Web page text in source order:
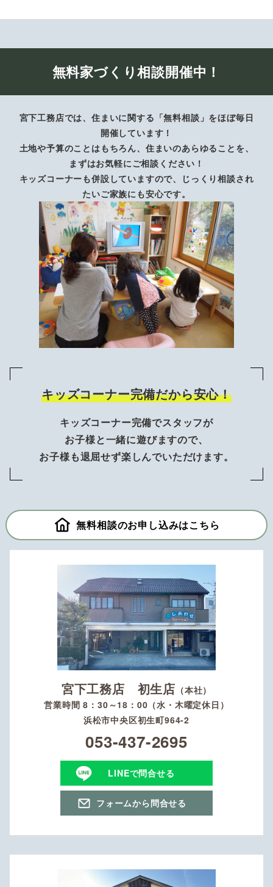
無料家づくり相談開催中！
宮下工務店では、住まいに関する「無料相談」をほぼ毎日
開催しています！
土地や予算のことはもちろん、住まいのあらゆることを、
まずはお気軽にご相談ください！
キッズコーナーも併設していますので、じっくり相談され
たいご家族にも安心です。
キッズコーナー完備だから安心！
キッズコーナー完備でスタッフが
お子様と一緒に遊びますので、
お子様も退屈せず楽しんでいただけます。
無料相談のお申し込みはこちら
宮下工務店 初生店 （本社）
営業時間 8：30～18：00（水・木曜定休日）
浜松市中央区初生町964-2
053-437-2695
LINEで問合せる
フォームから問合せる